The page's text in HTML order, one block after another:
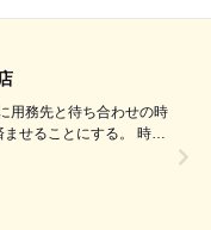
用務先と待ち合わせの時
ることにする。 時刻
でいるのでそれ以外で…